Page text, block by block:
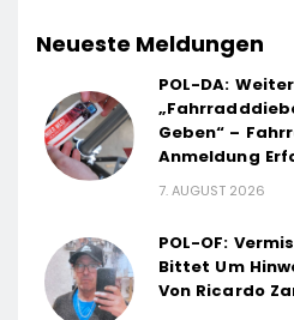
Neueste Meldungen
POL-DA:
Geben“ –
Anmeldung
7. AUGUST 2026
POL-OF:
Bittet Um
Von Ricardo